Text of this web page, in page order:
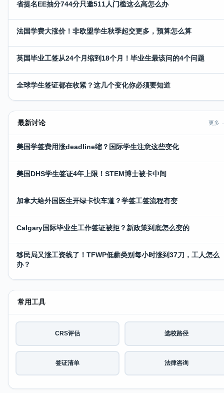
省提名EE抽分744分只邀511人门槛这么高怎么办
法国学费大涨价！非欧盟学生秋季起交更多，预算怎么算
英国毕业工签从24个月缩到18个月！毕业生最该问的4个问题
全球学生签证都在收紧？这几个变化你必须要知道
最新讨论 更多
美国学签费用涨deadline缩？国际学生注意这些变化
美国DHS学生签证4年上限！STEM博士被卡中间
加拿大给外国医生开绿卡快车道？学签工签流程有变
Calgary国际毕业生工作签证被拒？新政策到底怎么变的
移民局又涨工资线了！TFWP低薪类别每小时涨到37刀，工人怎么
办？
常用工具
CRS评估 选校路径
签证清单 法律咨询